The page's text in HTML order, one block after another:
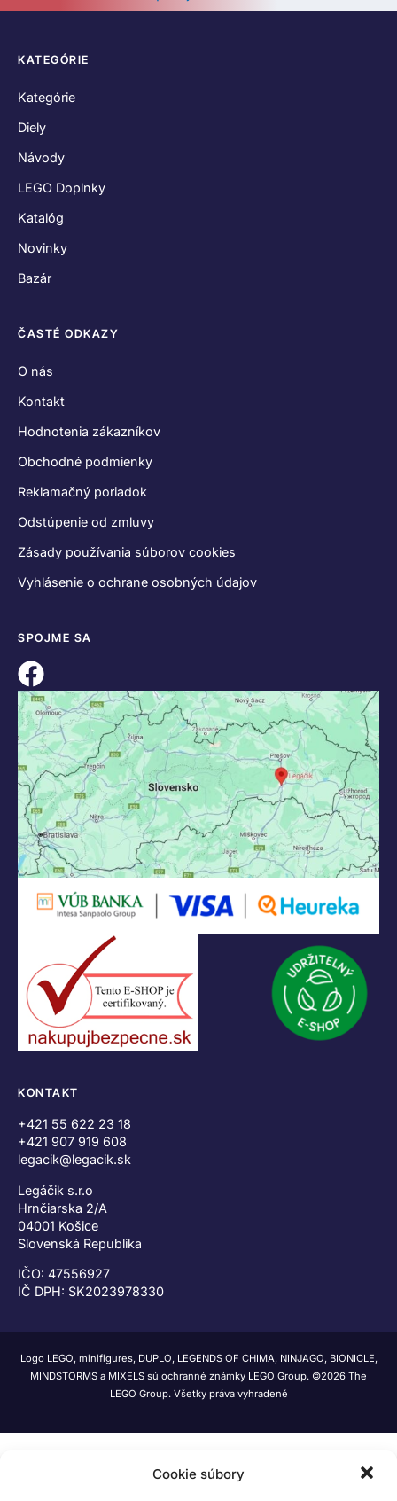
Cookie súbory
KATEGÓRIE
Kategórie
Diely
Návody
LEGO Doplnky
Katalóg
Novinky
Bazár
ČASTÉ ODKAZY
O nás
Kontakt
Hodnotenia zákazníkov
Obchodné podmienky
Reklamačný poriadok
Odstúpenie od zmluvy
Zásady používania súborov cookies
Vyhlásenie o ochrane osobných údajov
SPOJME SA
KONTAKT
+421 55 622 23 18
+421 907 919 608
legacik@legacik.sk
Legáčik s.r.o
Hrnčiarska 2/A
04001 Košice
Slovenská Republika
IČO: 47556927
IČ DPH: SK2023978330
Logo LEGO, minifigures, DUPLO, LEGENDS OF CHIMA, NINJAGO, BIONICLE,
MINDSTORMS a MIXELS sú ochranné známky LEGO Group. ©2026 The
LEGO Group. Všetky práva vyhradené